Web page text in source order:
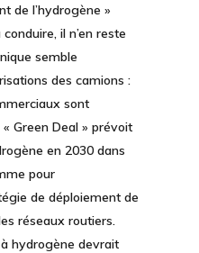
de l’hydrogène »
il n’en reste
semble
des camions :
sont
Green Deal » prévoit
en 2030 dans
pour
de déploiement de
réseaux routiers.
hydrogène devrait